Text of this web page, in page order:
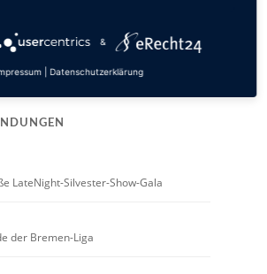
LateNight-Silvester-Show-Gala
der Bremen-Liga
&
Datenschutzerklärung